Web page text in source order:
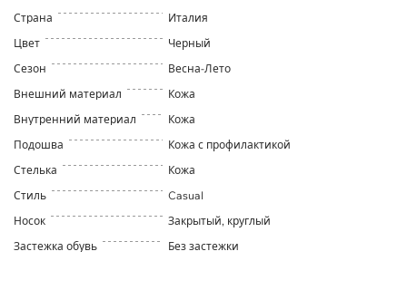
Страна
Италия
Цвет
Черный
Сезон
Весна-Лето
Внешний материал
Кожа
Внутренний материал
Кожа
Подошва
Кожа с профилактикой
Стелька
Кожа
Стиль
Casual
Носок
Закрытый, круглый
Застежка обувь
Без застежки